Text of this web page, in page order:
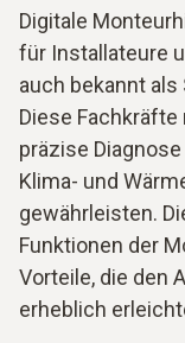
Digitale
für Installateure
auch bekannt als
Diese
präzise
Klima- und
gewährleisten.
Funktionen der
Vorteile, die den
erheblich